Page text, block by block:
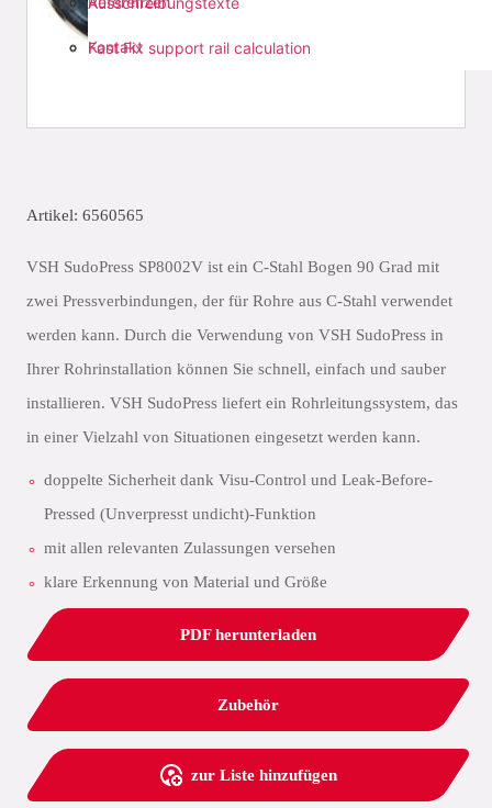
Fast Fix support rail calculation
Kontakt
Artikel: 6560565
VSH SudoPress SP8002V ist ein C-Stahl Bogen 90 Grad mit
zwei Pressverbindungen, der für Rohre aus C-Stahl verwendet
werden kann. Durch die Verwendung von VSH SudoPress in
Ihrer Rohrinstallation können Sie schnell, einfach und sauber
installieren. VSH SudoPress liefert ein Rohrleitungssystem, das
in einer Vielzahl von Situationen eingesetzt werden kann.
doppelte Sicherheit dank Visu-Control und Leak-Before-
Pressed (Unverpresst undicht)-Funktion
mit allen relevanten Zulassungen versehen
klare Erkennung von Material und Größe
PDF herunterladen
Zubehör
zur Liste hinzufügen